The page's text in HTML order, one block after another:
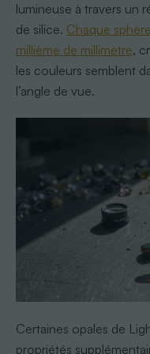
lumineuse à travers un
de silice. Chaque
millième de millimètre,
les couleurs semblent
l’angle de vue.
Certaines opales de
propriétés